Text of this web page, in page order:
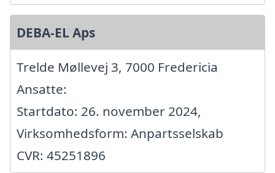
DEBA-EL Aps
Trelde Møllevej 3, 7000 Fredericia
Ansatte:
Startdato: 26. november 2024,
Virksomhedsform: Anpartsselskab
CVR: 45251896